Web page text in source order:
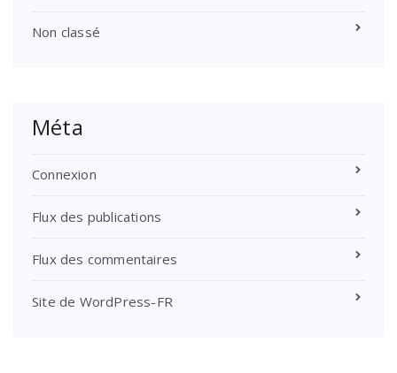
Non classé
Méta
Connexion
Flux des publications
Flux des commentaires
Site de WordPress-FR